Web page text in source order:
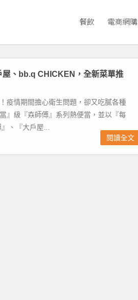
餐飲 電商網購
、bb.q CHICKEN，全新菜單推
疫情期間擔心衛生問題，卻又吃膩各種
』級『𡘙師傅』系列熱便當，並以『每
、『大戶屋...
閱讀全文